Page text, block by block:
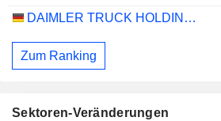
DAIMLER TRUCK HOLDING AG
Zum Ranking
Sektoren-Veränderungen